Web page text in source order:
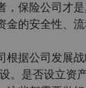
保险公司才
的安全性、
据公司发展
是否设立资